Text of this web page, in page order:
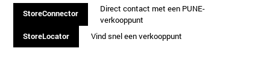
StoreConnector
Direct contact met een PUNE-
verkooppunt
StoreLocator
Vind snel een verkooppunt